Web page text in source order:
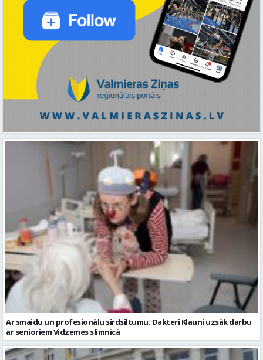
Ar smaidu un profesionālu sirdsiltumu: Dakteri Klauni uzsāk darbu
ar senioriem Vidzemes slimnīcā